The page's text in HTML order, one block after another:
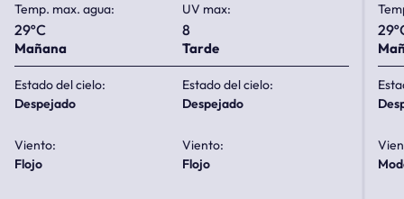
Temp. max. agua:
29ºC
UV max:
8
Mañana
Estado del cielo:
despejado
Viento:
flojo
Tarde
Estado del cielo:
despejado
Viento:
flojo